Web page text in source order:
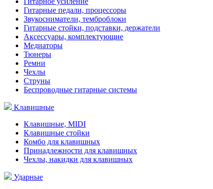
Гитарные педали, процессоры
Звукосниматели, темброблоки
Гитарные стойки, подставки, держатели
Аксессуары, комплектующие
Медиаторы
Тюнеры
Ремни
Чехлы
Струны
Беспроводные гитарные системы
Клавишные
Клавишные, MIDI
Клавишные стойки
Комбо для клавишных
Принадлежности для клавишных
Чехлы, накидки для клавишных
Ударные